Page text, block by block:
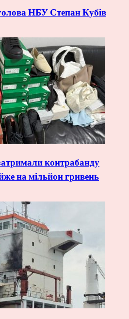
НБУ Степан Кубів
контрабанду
на мільйон гривень